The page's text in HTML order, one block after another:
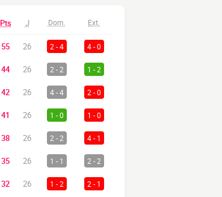
Pts J Dom. Ext.
55 26 2 - 4 4 - 0
44 26 2 - 2 1 - 2
42 26 4 - 4 2 - 0
41 26 1 - 0 1 - 0
38 26 2 - 2 4 - 1
35 26 1 - 1 2 - 2
32 26 1 - 2 2 - 1